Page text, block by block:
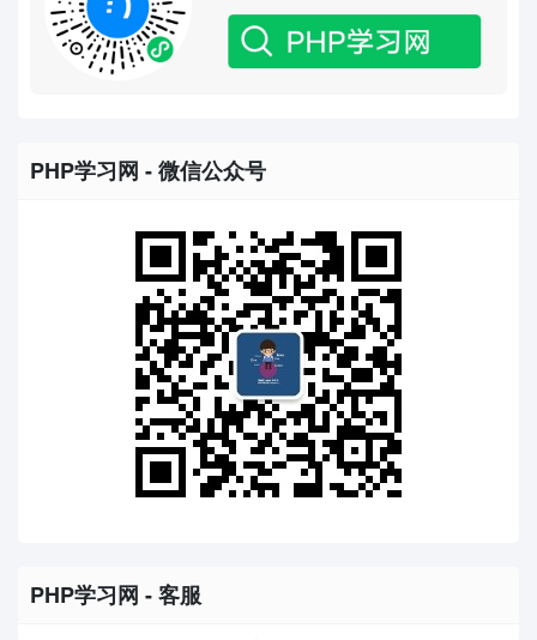
PHP学习网 - 微信公众号
PHP学习网 - 客服